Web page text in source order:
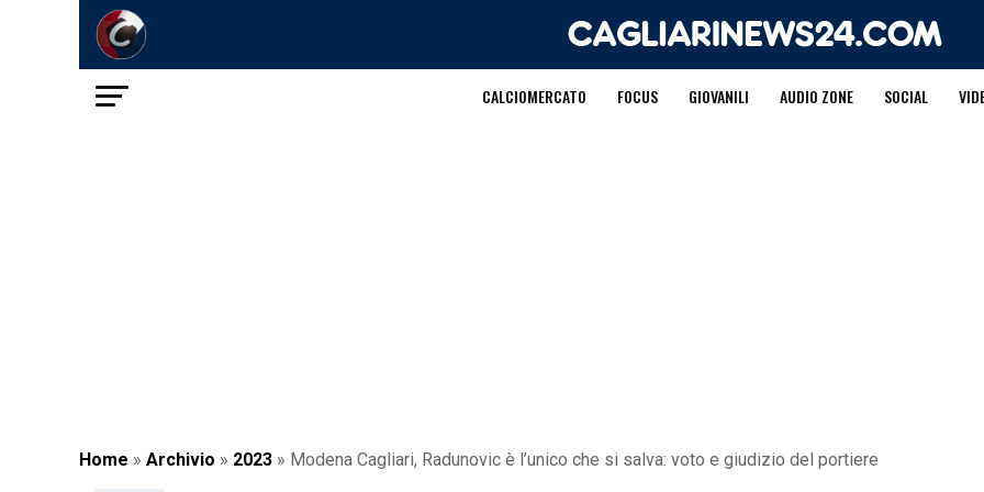
CALCIOMERCATO FOCUS GIOVANILI AUDIO ZONE SOCIAL
Home » Archivio » 2023 » Modena Cagliari, Radunovic è l’unico che si salva: voto e giudizio del portiere